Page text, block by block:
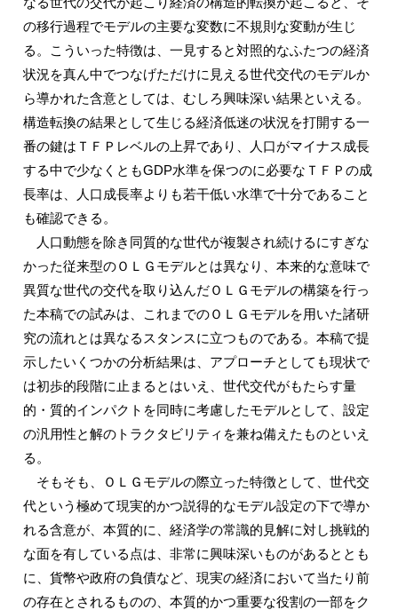
の移行過程でモデルの主要な変数に不規則な変動が生じ
る。こういった特徴は、一見すると対照的なふたつの経済
状況を真ん中でつなげただけに見える世代交代のモデルか
ら導かれた含意としては、むしろ興味深い結果といえる。
構造転換の結果として生じる経済低迷の状況を打開する一
番の鍵はＴＦＰレベルの上昇であり、人口がマイナス成長
する中で少なくともGDP水準を保つのに必要なＴＦＰの成
長率は、人口成長率よりも若干低い水準で十分であること
も確認できる。
人口動態を除き同質的な世代が複製され続けるにすぎな
かった従来型のＯＬＧモデルとは異なり、本来的な意味で
異質な世代の交代を取り込んだＯＬＧモデルの構築を行っ
た本稿での試みは、これまでのＯＬＧモデルを用いた諸研
究の流れとは異なるスタンスに立つものである。本稿で提
示したいくつかの分析結果は、アプローチとしても現状で
は初歩的段階に止まるとはいえ、世代交代がもたらす量
的・質的インパクトを同時に考慮したモデルとして、設定
の汎用性と解のトラクタビリティを兼ね備えたものといえ
る。
そもそも、ＯＬＧモデルの際立った特徴として、世代交
代という極めて現実的かつ説得的なモデル設定の下で導か
れる含意が、本質的に、経済学の常識的見解に対し挑戦的
な面を有している点は、非常に興味深いものがあるととも
に、貨幣や政府の負債など、現実の経済において当たり前
の存在とされるものの、本質的かつ重要な役割の一部をク